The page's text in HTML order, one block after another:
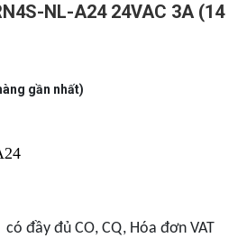
NL-A24 24VAC 3A (14
gần nhất)
có đầy đủ CO, CQ, Hóa đơn VAT